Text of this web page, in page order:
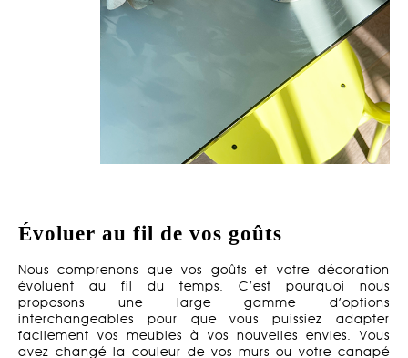
Évoluer au fil de vos goûts
Nous comprenons que vos goûts et votre décoration
évoluent au fil du temps. C’est pourquoi nous
proposons une large gamme d’options
interchangeables pour que vous puissiez adapter
facilement vos meubles à vos nouvelles envies. Vous
avez changé la couleur de vos murs ou votre canapé